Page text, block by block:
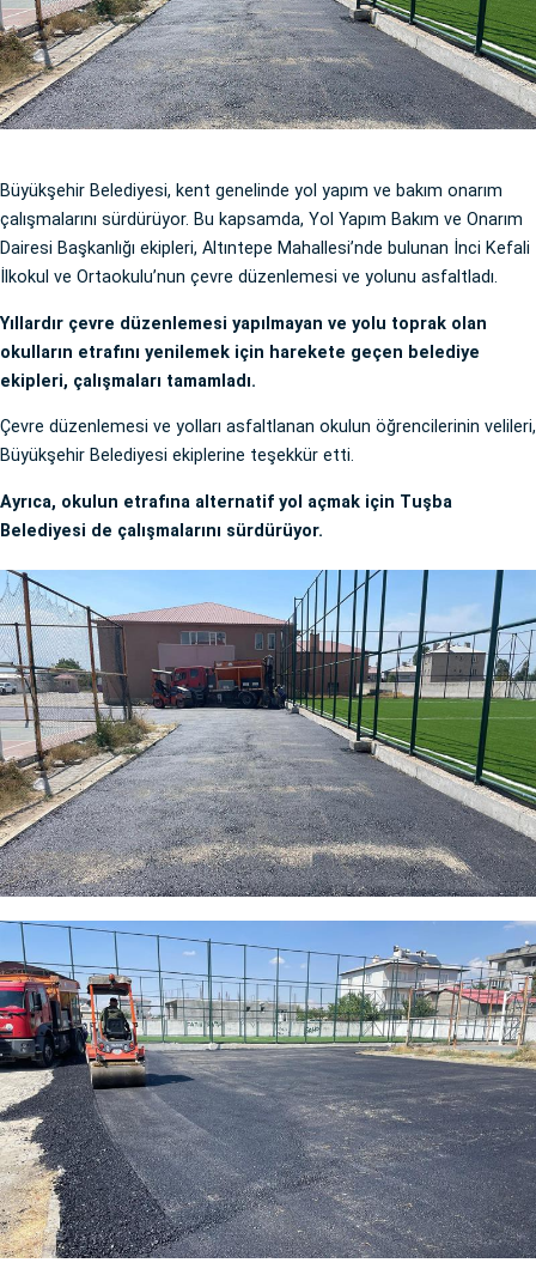
Büyükşehir Belediyesi, kent genelinde yol yapım ve bakım onarım
çalışmalarını sürdürüyor. Bu kapsamda, Yol Yapım Bakım ve Onarım
Dairesi Başkanlığı ekipleri, Altıntepe Mahallesi’nde bulunan İnci Kefali
İlkokul ve Ortaokulu’nun çevre düzenlemesi ve yolunu asfaltladı.
Yıllardır çevre düzenlemesi yapılmayan ve yolu toprak olan
okulların etrafını yenilemek için harekete geçen belediye
ekipleri, çalışmaları tamamladı.
Çevre düzenlemesi ve yolları asfaltlanan okulun öğrencilerinin velileri,
Büyükşehir Belediyesi ekiplerine teşekkür etti.
Ayrıca, okulun etrafına alternatif yol açmak için Tuşba
Belediyesi de çalışmalarını sürdürüyor.